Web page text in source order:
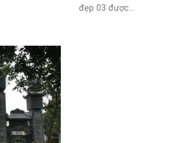
đẹp 03 được...